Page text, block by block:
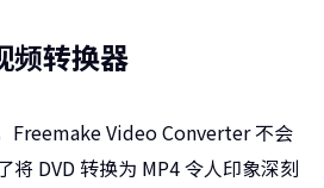
频转换器
Freemake Video Converter 不会
将 DVD 转换为 MP4 令人印象深刻